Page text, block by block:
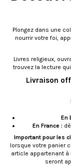
Plongez dans une
nourrir votre foi,
Livres religieux,
trouvez la lecture
Livraison
En
En France :
Important pour les
lorsque votre panier
article appartenant
seront